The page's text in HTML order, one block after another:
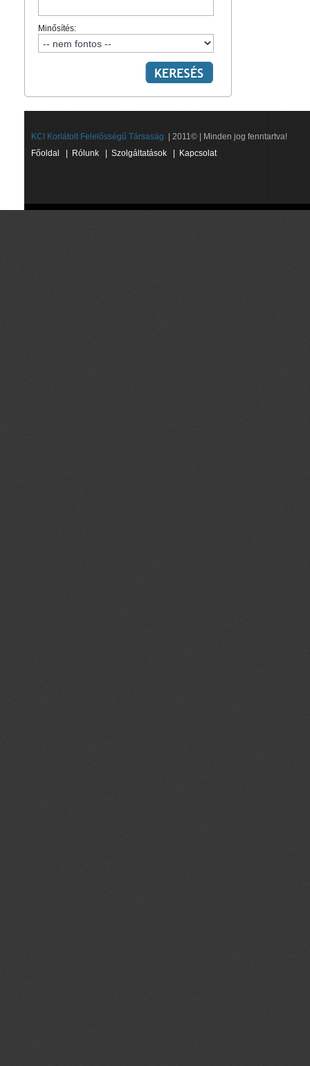
Minősítés:
KCI Korlátolt Felelősségű Társaság. | 2011© | Minden jog fenntartva!
Főoldal
Rólunk Szolgáltatások Kapcsolat